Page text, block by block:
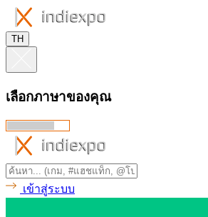
TH
เลือกภาษาของคุณ
เข้าสู่ระบบ